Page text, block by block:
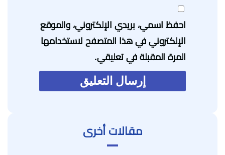
احفظ اسمي، بريدي الإلكتروني، والموقع
الإلكتروني في هذا المتصفح لاستخدامها
المرة المقبلة في تعليقي.
مقالات أخرى